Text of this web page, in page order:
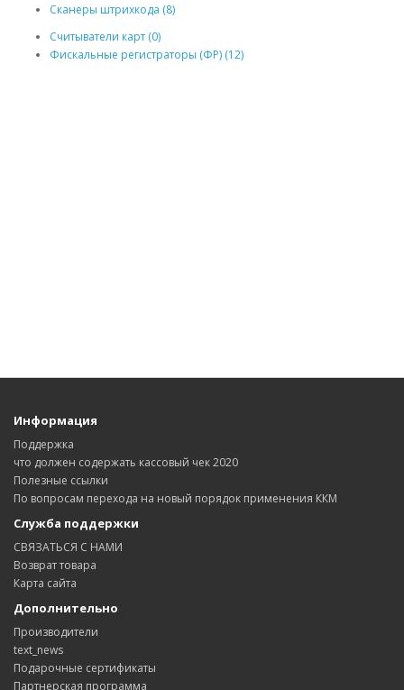
Сканеры штрихкода (8)
Считыватели карт (0)
Фискальные регистраторы (ФР) (12)
Информация
Поддержка
что должен содержать кассовый чек 2020
Полезные ссылки
По вопросам перехода на новый порядок применения ККМ
Служба поддержки
СВЯЗАТЬСЯ С НАМИ
Возврат товара
Карта сайта
Дополнительно
Производители
text_news
Подарочные сертификаты
Партнерская программа